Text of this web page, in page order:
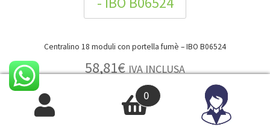
Centralino 18 moduli con portella fumè – IBO B06524
58,81€ IVA INCLUSA
IVA ESCLUSA
0